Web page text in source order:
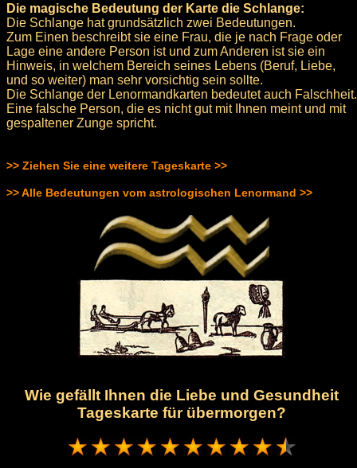
Die magische Bedeutung der Karte die Schlange:
Die Schlange hat grundsätzlich zwei Bedeutungen.
Zum Einen beschreibt sie eine Frau, die je nach Frage oder
Lage eine andere Person ist und zum Anderen ist sie ein
Hinweis, in welchem Bereich seines Lebens (Beruf, Liebe,
und so weiter) man sehr vorsichtig sein sollte.
Die Schlange der Lenormandkarten bedeutet auch Falschheit.
Eine falsche Person, die es nicht gut mit Ihnen meint und mit
gespaltener Zunge spricht.
>> Ziehen Sie eine weitere Tageskarte >>
>> Alle Bedeutungen vom astrologischen Lenormand >>
Wie gefällt Ihnen die Liebe und Gesundheit
Tageskarte für übermorgen?